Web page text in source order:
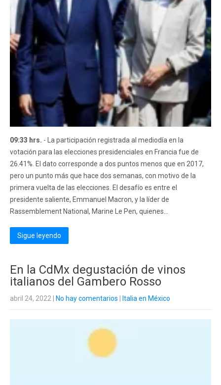
09:33 hrs. - La participación registrada al mediodía en la
votación para las elecciones presidenciales en Francia fue de
26.41%. El dato corresponde a dos puntos menos que en 2017,
pero un punto más que hace dos semanas, con motivo de la
primera vuelta de las elecciones. El desafío es entre el
presidente saliente, Emmanuel Macron, y la líder de
Rassemblement National, Marine Le Pen, quienes...
Sigue leyendo
En la CdMx degustación de vinos
italianos del Gambero Rosso
abril 24, 2022 No hay comentarios Italia en México